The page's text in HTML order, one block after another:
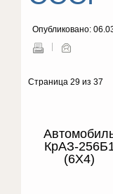
Опубликовано:
Страница 29 из 37
КрАЗ-
(6X4)